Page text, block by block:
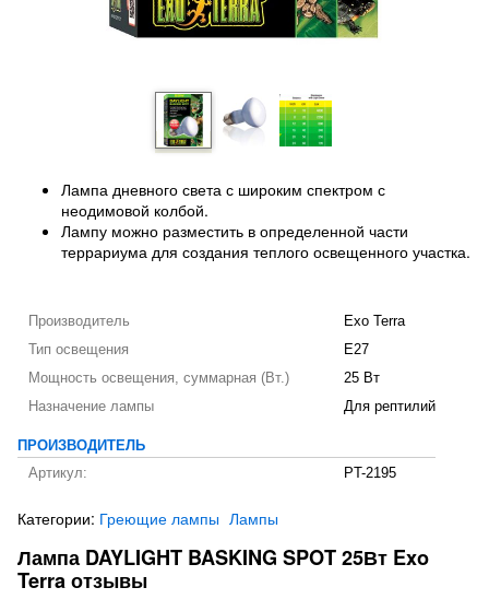
Лампа дневного света с широким спектром с
неодимовой колбой.
Лампу можно разместить в определенной части
террариума для создания теплого освещенного участка.
Производитель
Exo Terra
Тип освещения
E27
Мощность освещения, суммарная (Вт.)
25 Вт
Назначение лампы
Для рептилий
ПРОИЗВОДИТЕЛЬ
Артикул:
PT-2195
Категории: Греющие лампы Лампы
Лампа DAYLIGHT BASKING SPOT 25Вт Exo
Terra отзывы